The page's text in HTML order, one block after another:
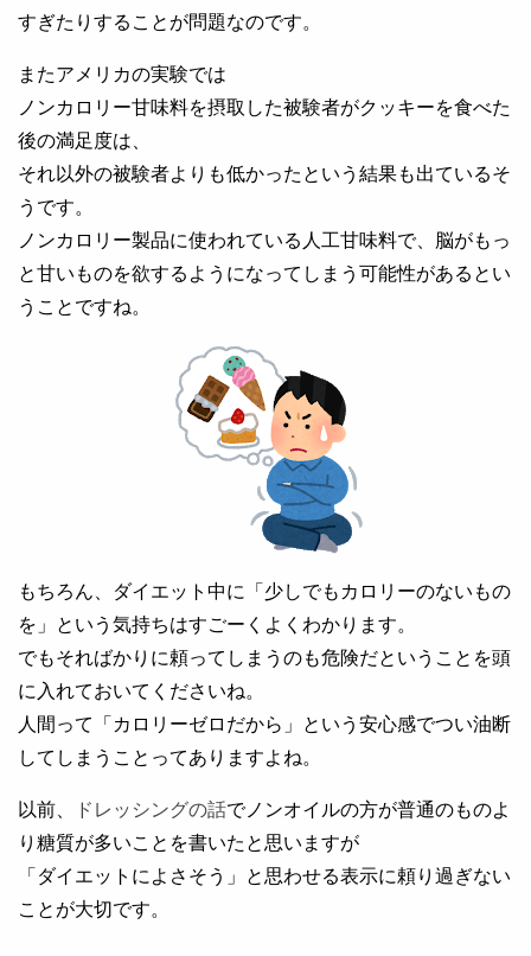
すぎたりすることが問題なのです。
またアメリカの実験では
ノンカロリー甘味料を摂取した被験者がクッキーを食べた
後の満足度は、
それ以外の被験者よりも低かったという結果も出ているそ
うです。
ノンカロリー製品に使われている人工甘味料で、脳がもっ
と甘いものを欲するようになってしまう可能性があるとい
うことですね。
もちろん、ダイエット中に「少しでもカロリーのないもの
を」という気持ちはすごーくよくわかります。
でもそればかりに頼ってしまうのも危険だということを頭
に入れておいてくださいね。
人間って「カロリーゼロだから」という安心感でつい油断
してしまうことってありますよね。
以前、 ドレッシングの話でノンオイルの方が普通のものよ
り糖質が多いことを書いたと思いますが
「ダイエットによさそう」と思わせる表示に頼り過ぎない
ことが大切です。